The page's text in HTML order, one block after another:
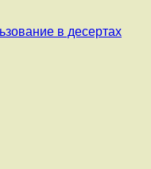
в десертах